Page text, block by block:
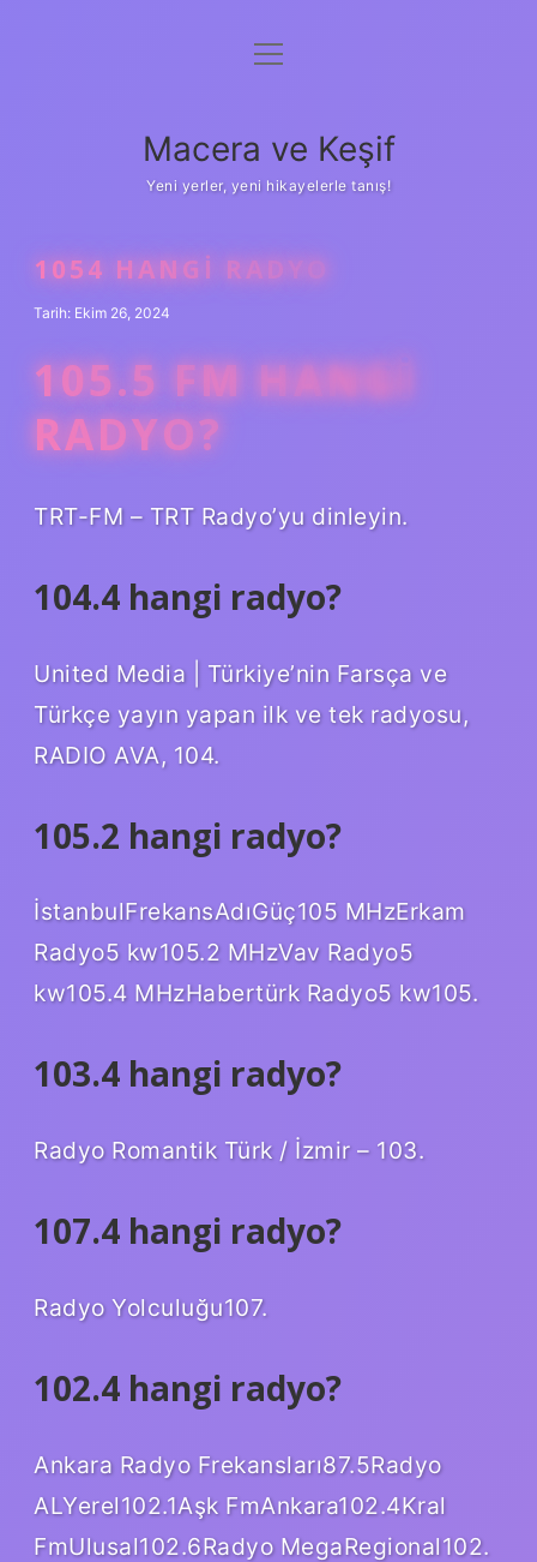
Anasayfa
Yasal Uyarı
menüyü
Macera ve Keşif
Yeni yerler, yeni hikayelerle tanış!
1054 HANGI RADYO
Tarih: Ekim 26, 2024
105.5 FM HANGI
RADYO?
TRT-FM – TRT Radyo’yu dinleyin.
104.4 hangi radyo?
United Media | Türkiye’nin Farsça ve
Türkçe yayın yapan ilk ve tek radyosu,
RADIO AVA, 104.
105.2 hangi radyo?
İstanbulFrekansAdıGüç105 MHzErkam
Radyo5 kw105.2 MHzVav Radyo5
kw105.4 MHzHabertürk Radyo5 kw105.
103.4 hangi radyo?
Radyo Romantik Türk / İzmir – 103.
107.4 hangi radyo?
Radyo Yolculuğu107.
102.4 hangi radyo?
Ankara Radyo Frekansları87.5Radyo
ALYerel102.1Aşk FmAnkara102.4Kral
FmUlusal102.6Radyo MegaRegional102.